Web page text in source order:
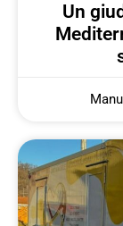
Un